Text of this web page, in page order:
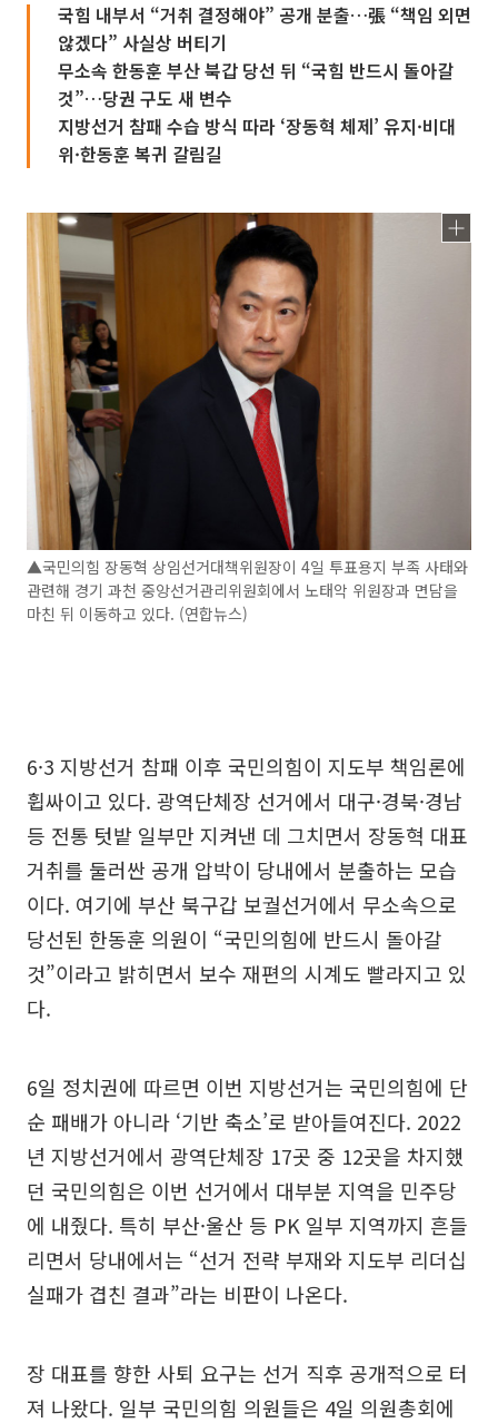
국힘 내부서 “거취 결정해야” 공개 분출…張 “책임 외면
않겠다” 사실상 버티기
무소속 한동훈 부산 북갑 당선 뒤 “국힘 반드시 돌아갈
것”…당권 구도 새 변수
지방선거 참패 수습 방식 따라 ‘장동혁 체제’ 유지·비대
위·한동훈 복귀 갈림길
▲국민의힘 장동혁 상임선거대책위원장이 4일 투표용지 부족 사태와
관련해 경기 과천 중앙선거관리위원회에서 노태악 위원장과 면담을
마친 뒤 이동하고 있다. (연합뉴스)
6·3 지방선거 참패 이후 국민의힘이 지도부 책임론에
휩싸이고 있다. 광역단체장 선거에서 대구·경북·경남
등 전통 텃밭 일부만 지켜낸 데 그치면서 장동혁 대표
거취를 둘러싼 공개 압박이 당내에서 분출하는 모습
이다. 여기에 부산 북구갑 보궐선거에서 무소속으로
당선된 한동훈 의원이 “국민의힘에 반드시 돌아갈
것”이라고 밝히면서 보수 재편의 시계도 빨라지고 있
다.
6일 정치권에 따르면 이번 지방선거는 국민의힘에 단
순 패배가 아니라 ‘기반 축소’로 받아들여진다. 2022
년 지방선거에서 광역단체장 17곳 중 12곳을 차지했
던 국민의힘은 이번 선거에서 대부분 지역을 민주당
에 내줬다. 특히 부산·울산 등 PK 일부 지역까지 흔들
리면서 당내에서는 “선거 전략 부재와 지도부 리더십
실패가 겹친 결과”라는 비판이 나온다.
장 대표를 향한 사퇴 요구는 선거 직후 공개적으로 터
져 나왔다. 일부 국민의힘 의원들은 4일 의원총회에